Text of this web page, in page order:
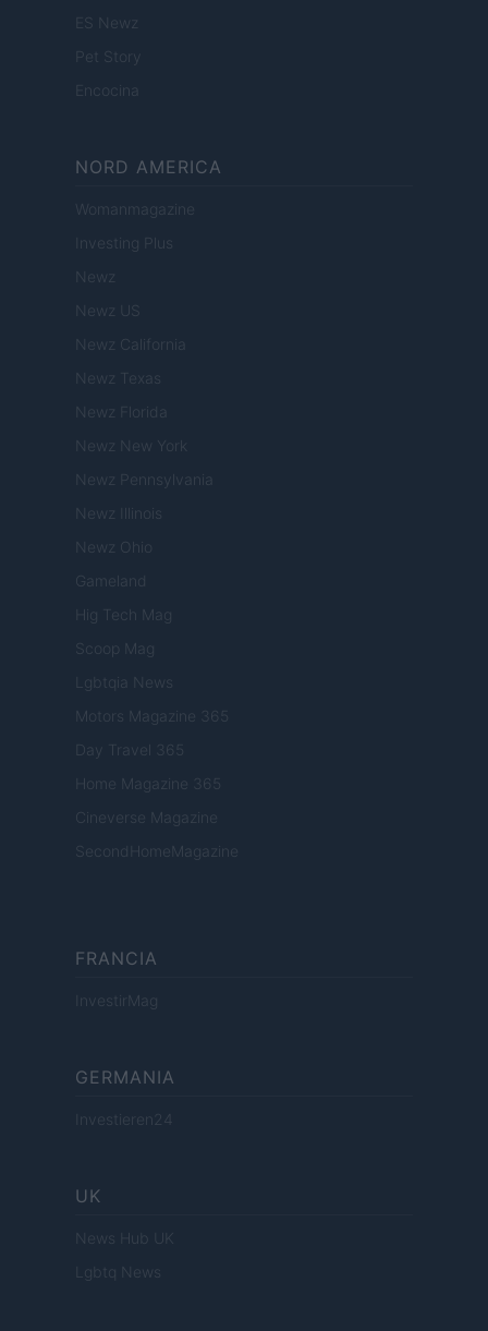
ES Newz
Pet Story
Encocina
NORD AMERICA
Womanmagazine
Investing Plus
Newz
Newz US
Newz California
Newz Texas
Newz Florida
Newz New York
Newz Pennsylvania
Newz Illinois
Newz Ohio
Gameland
Hig Tech Mag
Scoop Mag
Lgbtqia News
Motors Magazine 365
Day Travel 365
Home Magazine 365
Cineverse Magazine
SecondHomeMagazine
FRANCIA
InvestirMag
GERMANIA
Investieren24
UK
News Hub UK
Lgbtq News